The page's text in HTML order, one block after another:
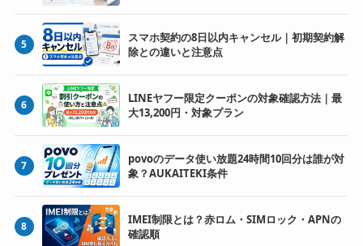
5
スマホ契約の8日以内キャンセル｜初期契約解
除との違いと注意点
6
LINEヤフー限定クーポンの対象確認方法｜最
大13,200円・対象プラン
7
povoのデータ使い放題24時間10回分は誰が対
象？AUKAITEKI条件
8
IMEI制限とは？赤ロム・SIMロック・APNの
確認順